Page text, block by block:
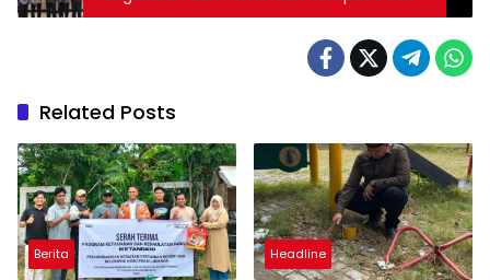
Related Posts
Berita Headline